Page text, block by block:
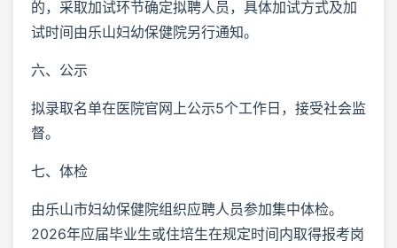
的，采取加试环节确定拟聘人员，具体加试方式及加
试时间由乐山妇幼保健院另行通知。
六、公示
拟录取名单在医院官网上公示5个工作日，接受社会监
督。
七、体检
由乐山市妇幼保健院组织应聘人员参加集中体检。
2026年应届毕业生或住培生在规定时间内取得报考岗